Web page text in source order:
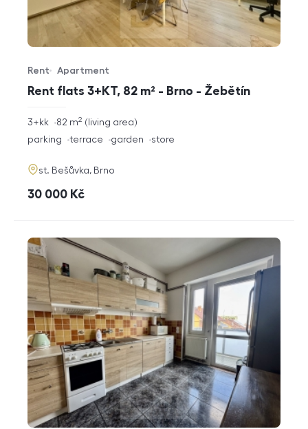
Rent flats 3+KT, 82 m² - Brno - Žebětín
Offer type
Rent
Property type
Apartment
rozměry
disposition
3+kk living area
82 m2
funkce
parking terrace garden store
adresa
st. Bešůvka, Brno
cena
30 000 Kč